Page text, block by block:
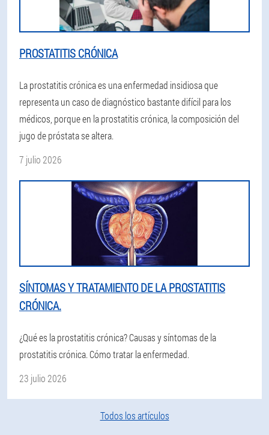
PROSTATITIS CRÓNICA
La prostatitis crónica es una enfermedad insidiosa que
representa un caso de diagnóstico bastante difícil para los
médicos, porque en la prostatitis crónica, la composición del
jugo de próstata se altera.
7 julio 2026
SÍNTOMAS Y TRATAMIENTO DE LA PROSTATITIS
CRÓNICA.
¿Qué es la prostatitis crónica? Causas y síntomas de la
prostatitis crónica. Cómo tratar la enfermedad.
23 julio 2026
Todos los artículos